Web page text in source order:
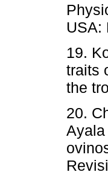
USA:
19.
traits
the
20.